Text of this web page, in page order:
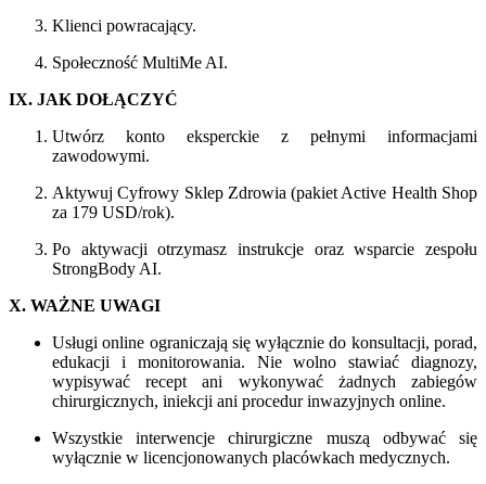
Klienci powracający.
Społeczność MultiMe AI.
IX. JAK DOŁĄCZYĆ
Utwórz konto eksperckie z pełnymi informacjami
zawodowymi.
Aktywuj Cyfrowy Sklep Zdrowia (pakiet Active Health Shop
za 179 USD/rok).
Po aktywacji otrzymasz instrukcje oraz wsparcie zespołu
StrongBody AI.
X. WAŻNE UWAGI
Usługi online ograniczają się wyłącznie do konsultacji, porad,
edukacji i monitorowania. Nie wolno stawiać diagnozy,
wypisywać recept ani wykonywać żadnych zabiegów
chirurgicznych, iniekcji ani procedur inwazyjnych online.
Wszystkie interwencje chirurgiczne muszą odbywać się
wyłącznie w licencjonowanych placówkach medycznych.